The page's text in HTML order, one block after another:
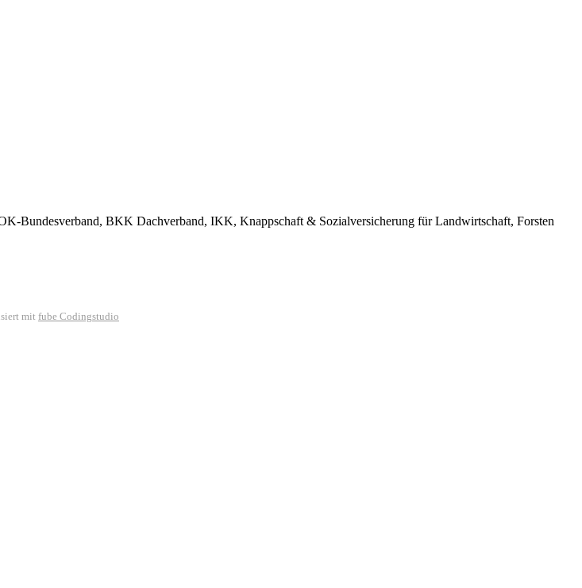
Bundesverband, BKK Dachverband, IKK, Knappschaft & Sozialversicherung für Landwirtschaft, Forsten
mit fube Codingstudio